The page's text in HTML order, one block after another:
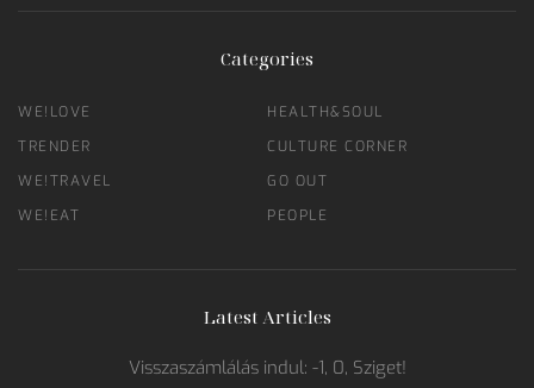
Categories
WE!LOVE
TRENDER
WE!TRAVEL
WE!EAT
HEALTH&SOUL
CULTURE CORNER
GO OUT
PEOPLE
Latest Articles
Visszaszámlálás indul: -1, 0, Sziget!